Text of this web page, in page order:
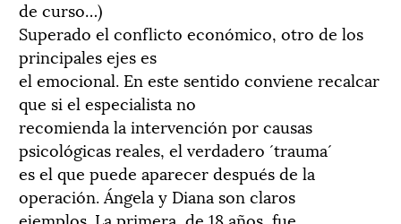
de curso…)
Superado el conflicto económico, otro de los
principales ejes es
el emocional. En este sentido conviene recalcar
que si el especialista no
recomienda la intervención por causas
psicológicas reales, el verdadero ´trauma´
es el que puede aparecer después de la
operación. Ángela y Diana son claros
ejemplos. La primera, de 18 años, fue